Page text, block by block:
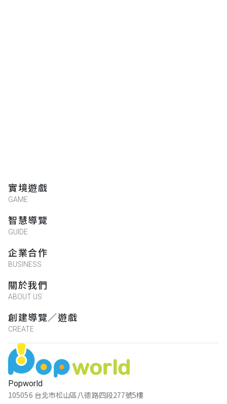
Popworld
105056 台北市松山區八德路四段277號5樓
實境遊戲
GAME
智慧導覽
GUIDE
企業合作
BUSINESS
關於我們
ABOUT US
創建導覽／遊戲
CREATE